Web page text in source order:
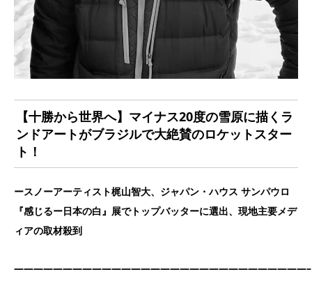
【十勝から世界へ】マイナス20度の雪原に描くラ
ンドアートがブラジルで大絶賛のロケットスター
ト！
ースノーアーティスト梶山智大、ジャパン・ハウス サンパウロ
『感じるー日本の白』展でトップバッターに選出、現地主要メデ
ィアの取材殺到
——————————————————————————————–